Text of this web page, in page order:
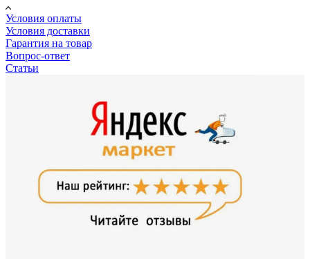
Условия оплаты
Условия доставки
Гарантия на товар
Вопрос-ответ
Статьи